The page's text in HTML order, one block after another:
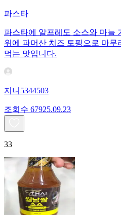
파스타
파스타에 알프레도 소스와 마늘
위에 파머산 치즈 토핑으로 마무
먹는 맛입니다.
지니5344503
조회수 67925.09.23
33